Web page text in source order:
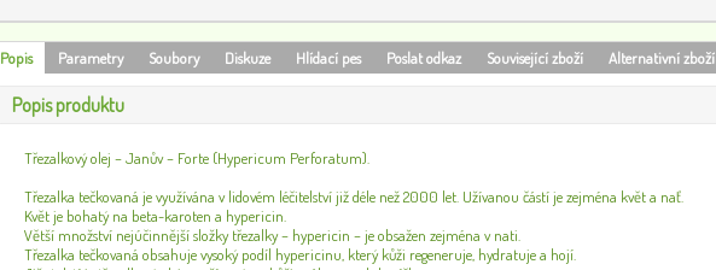
Popis Parametry Soubory Diskuze Hlídací pes Poslat odkaz Související zboží Alternativní zboží
Popis produktu
Třezalkový olej – Janův – Forte (Hypericum Perforatum).
Třezalka tečkovaná je využívána v lidovém léčitelství již déle než 2000 let. Užívanou částí je zejména květ a nať.
Květ je bohatý na beta-karoten a hypericin.
Větší množství nejúčinnější složky třezalky – hypericin – je obsažen zejména v nati.
Třezalka tečkovaná obsahuje vysoký podíl hypericinu, který kůži regeneruje, hydratuje a hojí.